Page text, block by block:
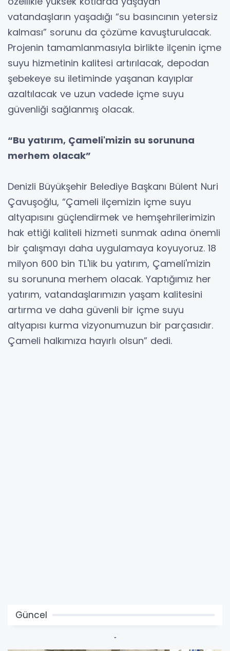
vatandaşların yaşadığı “su basıncının yetersiz
kalması” sorunu da çözüme kavuşturulacak.
Projenin tamamlanmasıyla birlikte ilçenin içme
suyu hizmetinin kalitesi artırılacak, depodan
şebekeye su iletiminde yaşanan kayıplar
azaltılacak ve uzun vadede içme suyu
güvenliği sağlanmış olacak.
“Bu yatırım, Çameli'mizin su sorununa
merhem olacak”
Denizli Büyükşehir Belediye Başkanı Bülent Nuri
Çavuşoğlu, “Çameli ilçemizin içme suyu
altyapısını güçlendirmek ve hemşehrilerimizin
hak ettiği kaliteli hizmeti sunmak adına önemli
bir çalışmayı daha uygulamaya koyuyoruz. 18
milyon 600 bin TL'lik bu yatırım, Çameli'mizin
su sorununa merhem olacak. Yaptığımız her
yatırım, vatandaşlarımızın yaşam kalitesini
artırma ve daha güvenli bir içme suyu
altyapısı kurma vizyonumuzun bir parçasıdır.
Çameli halkımıza hayırlı olsun” dedi.
Güncel